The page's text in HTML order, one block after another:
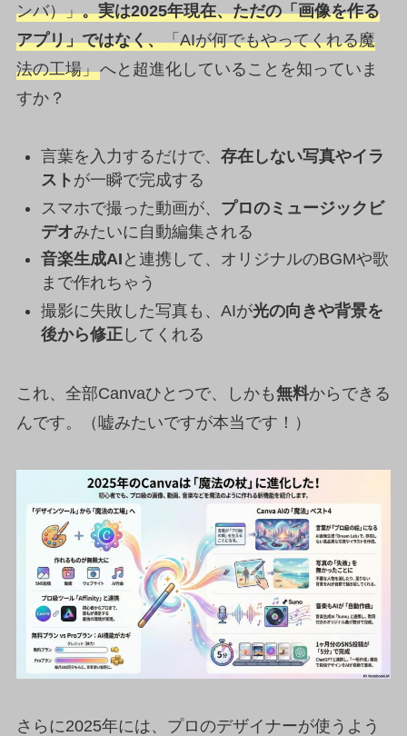
ンバ）」。実は2025年現在、ただの「画像を作る
アプリ」ではなく、「AIが何でもやってくれる魔
法の工場」へと超進化していることを知っていま
すか？
言葉を入力するだけで、 存在しない写真やイラ
スト が一瞬で完成する
スマホで撮った動画が、 プロのミュージックビ
デオみたいに自動編集される
音楽生成AI と連携して、オリジナルのBGMや歌
まで作れちゃう
撮影に失敗した写真も、AIが光の向きや背景を
後から修正してくれる
これ、全部Canvaひとつで、しかも無料からできる
んです。（嘘みたいですが本当です！）
さらに2025年には、プロのデザイナーが使うよう